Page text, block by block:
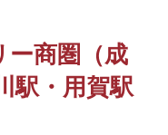
ー商圏（成
駅・用賀駅